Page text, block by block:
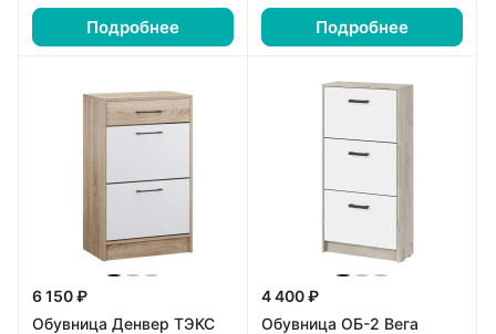
Подробнее Подробнее
6 150 ₽
Обувница Денвер ТЭКС
4 400 ₽
Обувница ОБ-2 Вега